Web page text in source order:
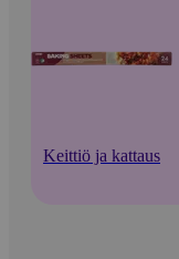
Keittiö ja kattaus